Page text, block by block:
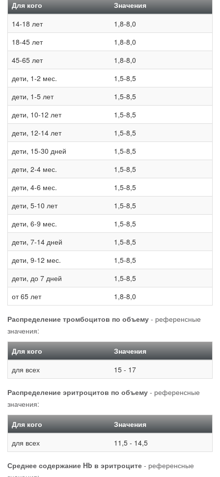
Для кого
Значения
14-18 лет
1,8-8,0
18-45 лет
1,8-8,0
45-65 лет
1,8-8,0
дети, 1-2 мес.
1,5-8,5
дети, 1-5 лет
1,5-8,5
дети, 10-12 лет
1,5-8,5
дети, 12-14 лет
1,5-8,5
дети, 15-30 дней
1,5-8,5
дети, 2-4 мес.
1,5-8,5
дети, 4-6 мес.
1,5-8,5
дети, 5-10 лет
1,5-8,5
дети, 6-9 мес.
1,5-8,5
дети, 7-14 дней
1,5-8,5
дети, 9-12 мес.
1,5-8,5
дети, до 7 дней
1,5-8,5
от 65 лет
1,8-8,0
Распределение тромбоцитов по объему - референсные
значения:
Для кого
Значения
для всех
15 - 17
Распределение эритроцитов по объему - референсные
значения:
Для кого
Значения
для всех
11,5 - 14,5
Среднее содержание Hb в эритроците - референсные